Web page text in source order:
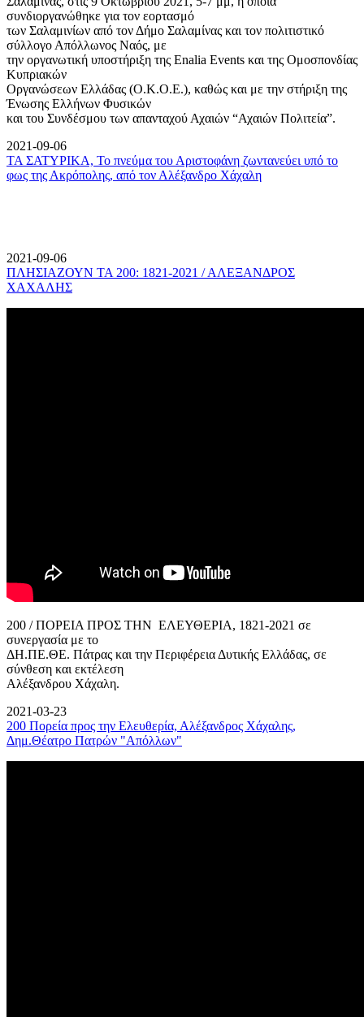
συνδιοργανώθηκε για τον εορτασμό
των Σαλαμινίων από τον Δήμο Σαλαμίνας και τον πολιτιστικό
σύλλογο Απόλλωνος Ναός, με
την οργανωτική υποστήριξη της Enalia Events και της Ομοσπονδίας
Κυπριακών
Οργανώσεων Ελλάδας (Ο.Κ.Ο.Ε.), καθώς και με την στήριξη της
Ένωσης Ελλήνων Φυσικών
και του Συνδέσμου των απανταχού Αχαιών “Αχαιών Πολιτεία”.
2021-09-06
ΤΑ ΣΑΤΥΡΙΚΑ, Το πνεύμα του Αριστοφάνη ζωντανεύει υπό το
φως της Ακρόπολης, από τον Αλέξανδρο Χάχαλη
2021-09-06
ΠΛΗΣΙΑΖΟΥΝ ΤΑ 200: 1821-2021 / ΑΛΕΞΑΝΔΡΟΣ
ΧΑΧΑΛΗΣ
200 / ΠΟΡΕΙΑ ΠΡΟΣ ΤΗΝ ΕΛΕΥΘΕΡΙΑ, 1821-2021 σε
συνεργασία με το
ΔΗ.ΠΕ.ΘΕ. Πάτρας και την Περιφέρεια Δυτικής Ελλάδας, σε
σύνθεση και εκτέλεση
Αλέξανδρου Χάχαλη.
2021-03-23
200 Πορεία προς την Ελευθερία, Αλέξανδρος Χάχαλης,
Δημ.Θέατρο Πατρών "Απόλλων"